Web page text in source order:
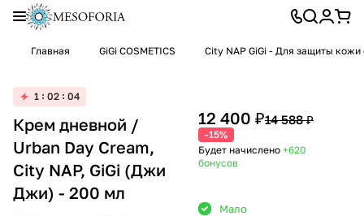
Главная GiGi COSMETICS City NAP GiGi - Для защиты
1 02 04
Крем дневной /
Urban Day Cream,
City NAP, GiGi (Джи
Джи) - 200 мл
12 400 ₽14 588 ₽
-15%
Будет начислено +620
бонусов
Мало